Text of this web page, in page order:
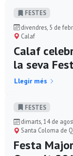
FESTES
divendres, 5 de
Calaf
Calaf
la seva
Llegir més
FESTES
dimarts, 14 de
Santa Coloma de
Festa